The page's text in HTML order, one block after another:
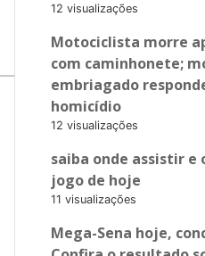
12 visualizações
Motociclista morre
com caminhonete;
embriagado
homicídio
12 visualizações
saiba onde assistir e
jogo de hoje
11 visualizações
Mega-Sena hoje,